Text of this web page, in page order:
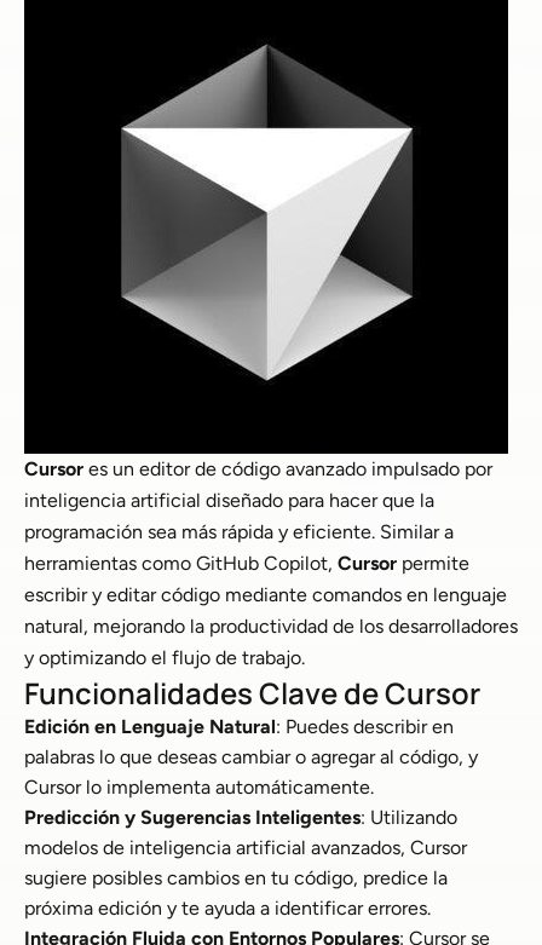
Cursor es un editor de código avanzado impulsado por
inteligencia artificial diseñado para hacer que la
programación sea más rápida y eficiente. Similar a
herramientas como GitHub Copilot, Cursor permite
escribir y editar código mediante comandos en lenguaje
natural, mejorando la productividad de los desarrolladores
y optimizando el flujo de trabajo.
Funcionalidades Clave de Cursor
Edición en Lenguaje Natural: Puedes describir en
palabras lo que deseas cambiar o agregar al código, y
Cursor lo implementa automáticamente.
Predicción y Sugerencias Inteligentes: Utilizando
modelos de inteligencia artificial avanzados, Cursor
sugiere posibles cambios en tu código, predice la
próxima edición y te ayuda a identificar errores.
Integración Fluida con Entornos Populares: Cursor se